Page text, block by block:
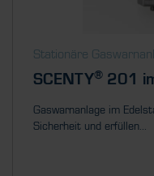
Stationäre
SCENTY® 201
Gaswarnanlage im
Sicherheit und erfüllen...